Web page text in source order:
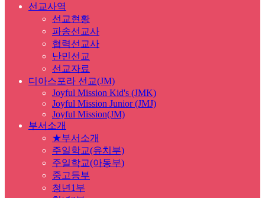
선교사역
선교현황
파송선교사
협력선교사
난민선교
선교자료
디아스포라 선교(JM)
Joyful Mission Kid's (JMK)
Joyful Mission Junior (JMJ)
Joyful Mission(JM)
부서소개
★부서소개
주일학교(유치부)
주일학교(아동부)
중고등부
청년1부